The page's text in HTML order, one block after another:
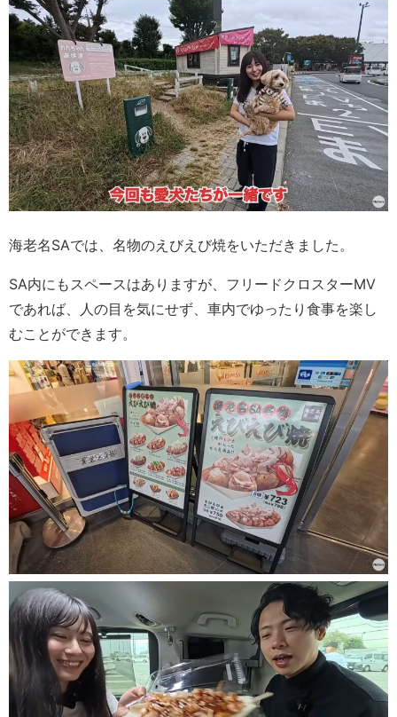
海老名SAでは、名物のえびえび焼をいただきました。
SA内にもスペースはありますが、フリードクロスターMV
であれば、人の目を気にせず、車内でゆったり食事を楽し
むことができます。